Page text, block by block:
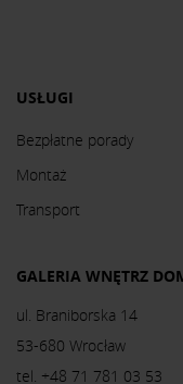
USŁUGI
Bezpłatne porady
Montaż
Transport
GALERIA WNĘTRZ
ul. Braniborska 14
53-680 Wrocław
tel. +48 71 781 03 53